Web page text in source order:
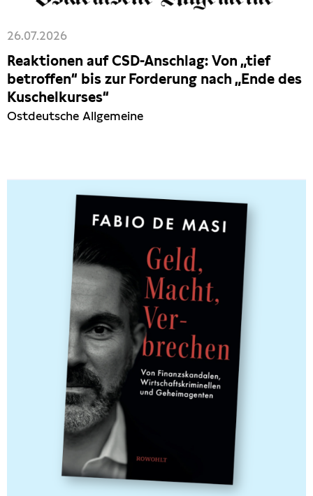
26.07.2026
Reaktionen auf CSD-Anschlag: Von „tief
betroffen“ bis zur Forderung nach „Ende des
Kuschelkurses“
Ostdeutsche Allgemeine